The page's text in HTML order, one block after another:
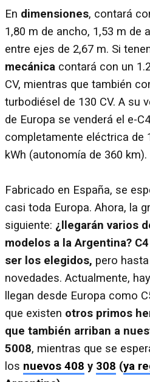
En dimensiones, contará
1,80 m de ancho, 1,53 m de
entre ejes de 2,67 m. Si
mecánica contará con un
CV, mientras que también
turbodiésel de 130 CV. A su
de Europa se venderá el e-
completamente eléctrica de
kWh (autonomía de 360 km).
Fabricado en España, se
casi toda Europa. Ahora, la
siguiente: ¿llegarán varios
modelos a la Argentina?
ser los elegidos, pero
novedades. Actualmente,
llegan desde Europa como
que existen otros primos
que también arriban a
5008, mientras que se
los nuevos 408 y 308 (ya